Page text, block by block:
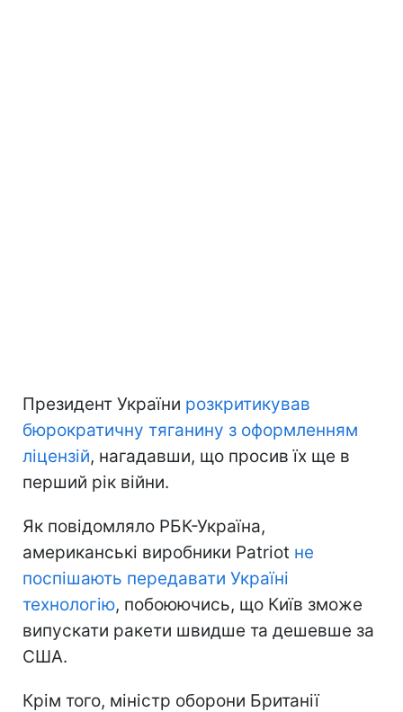
Президент України розкритикував
бюрократичну тяганину з оформленням
ліцензій, нагадавши, що просив їх ще в
перший рік війни.
Як повідомляло РБК-Україна,
американські виробники Patriot не
поспішають передавати Україні
технологію, побоюючись, що Київ зможе
випускати ракети швидше та дешевше за
США.
Крім того, міністр оборони Британії